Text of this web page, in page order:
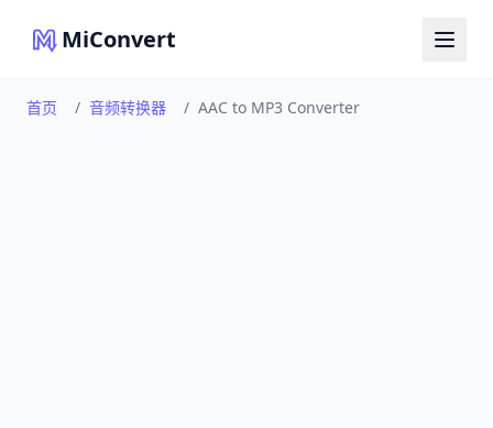
MiConvert
首页 / 音频转换器 / AAC to MP3 Converter